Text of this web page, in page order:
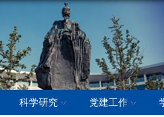
科学研究 党建工作